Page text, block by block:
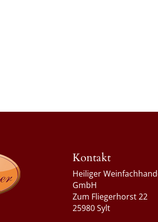
Kontakt
Heiliger
GmbH
Zum Fliegerhorst 22
25980 Sylt